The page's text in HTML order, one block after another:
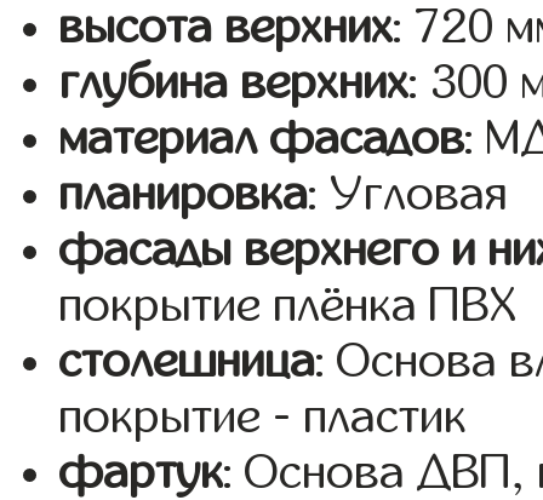
высота верхних: 720
глубина верхних: 300
материал фасадов:
планировка: Угловая
фасады верхнего и
покрытие плёнка ПВХ
столешница: Основа
покрытие - пластик
фартук: Основа ДВП,